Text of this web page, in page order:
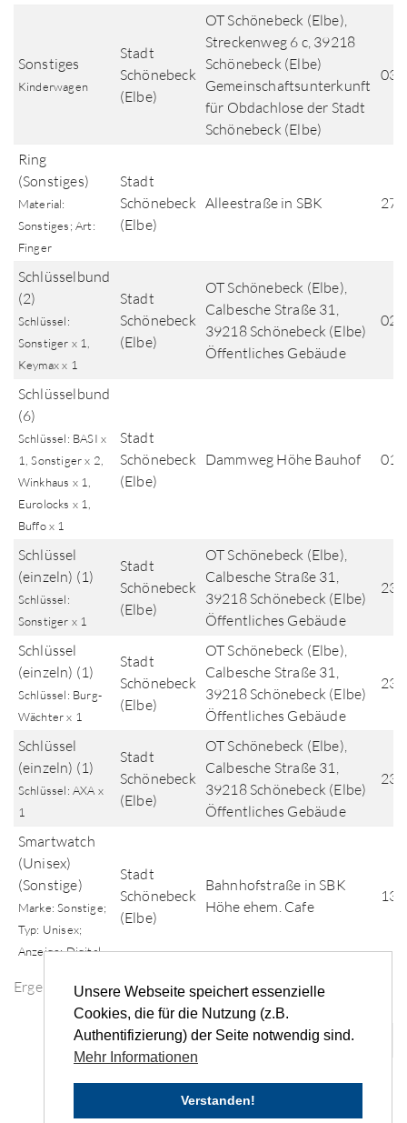
Unsere Webseite speichert essenzielle
Cookies, die für die Nutzung (z.B.
Authentifizierung) der Seite notwendig sind.
Mehr Informationen
Verstanden!
Ergebnisse der Fundsuche
Sonstiges
Kinderwagen
Stadt
Schönebeck
(Elbe)
OT Schönebeck (Elbe),
Streckenweg 6 c, 39218
Schönebeck (Elbe)
Gemeinschaftsunterkunft
für Obdachlose der Stadt
Schönebeck (Elbe)
Ring
(Sonstiges)
Material:
Sonstiges; Art:
Finger
Stadt
Schönebeck
(Elbe)
Alleestraße in SBK
Schlüsselbund
(2)
Schlüssel:
Sonstiger x 1,
Keymax x 1
Stadt
Schönebeck
(Elbe)
OT Schönebeck (Elbe),
Calbesche Straße 31,
39218 Schönebeck (Elbe)
Öffentliches Gebäude
Schlüsselbund
(6)
Schlüssel: BASI x
1, Sonstiger x 2,
Winkhaus x 1,
Eurolocks x 1,
Buffo x 1
Stadt
Schönebeck
(Elbe)
Dammweg Höhe Bauhof
Schlüssel
(einzeln) (1)
Schlüssel:
Sonstiger x 1
Stadt
Schönebeck
(Elbe)
OT Schönebeck (Elbe),
Calbesche Straße 31,
39218 Schönebeck (Elbe)
Öffentliches Gebäude
Schlüssel
(einzeln) (1)
Schlüssel: Burg-
Wächter x 1
Stadt
Schönebeck
(Elbe)
OT Schönebeck (Elbe),
Calbesche Straße 31,
39218 Schönebeck (Elbe)
Öffentliches Gebäude
Schlüssel
(einzeln) (1)
Schlüssel: AXA x
1
Stadt
Schönebeck
(Elbe)
OT Schönebeck (Elbe),
Calbesche Straße 31,
39218 Schönebeck (Elbe)
Öffentliches Gebäude
Smartwatch
(Unisex)
(Sonstige)
Marke: Sonstige;
Typ: Unisex;
Anzeige: Digital
Stadt
Schönebeck
(Elbe)
Bahnhofstraße in SBK
Höhe ehem. Cafe
« ‹ ... 3 4 5 6 7 ... ›